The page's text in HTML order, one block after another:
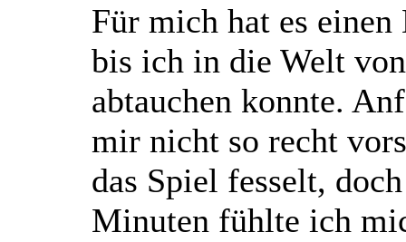
Für mich hat es
bis ich in die Welt
abtauchen konnte.
mir nicht so recht
das Spiel fesselt,
Minuten fühlte ich